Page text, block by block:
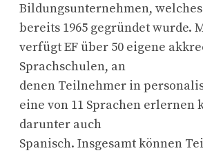
Bildungsunternehmen, welches
bereits 1965 gegründet wurde.
verfügt EF über 50 eigene
Sprachschulen, an
denen Teilnehmer in
eine von 11 Sprachen erlernen
darunter auch
Spanisch. Insgesamt können